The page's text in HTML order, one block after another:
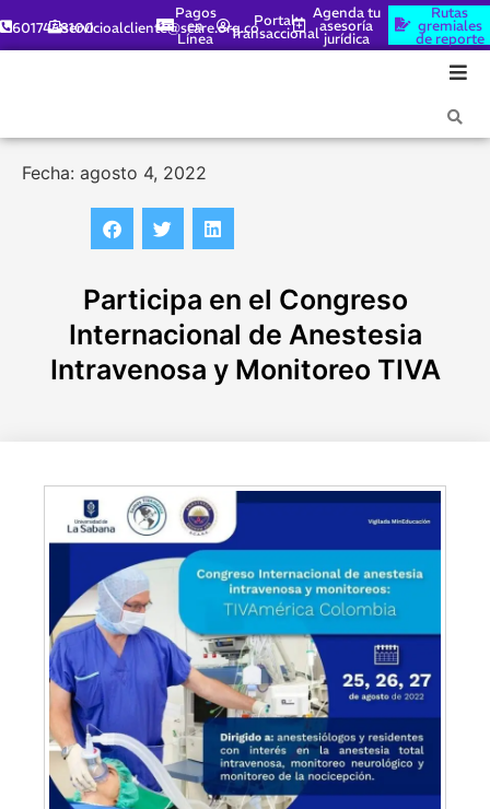
6017448100servicioalcliente@scare.org.co
Pagos
en
Línea
Portal
Transaccional
Agenda tu
asesoría
jurídica
Rutas
gremiales
de reporte
Fecha: agosto 4, 2022
Participa en el Congreso
Internacional de Anestesia
Intravenosa y Monitoreo TIVA